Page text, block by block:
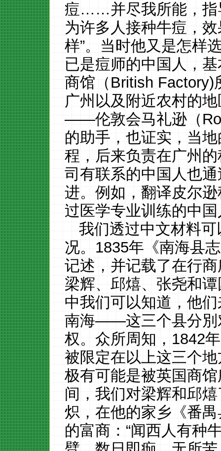
痘……并尽我所能，指
为许多人接种牛痘，
样”。当时他又是怎样
已是痘师的中国人，
商馆（British Factory)
广州以及附近农村的
——伦敦会马礼逊（
的助手，也证实，当
程，后来负责在广州
司有联系的中国人也
进。例如，翻译皮尔
过医学专业训练的中
我们透过中文材料
况。1835年《南海县
记述，并记载了在行
梁辉、邱熺、张尧和
中我们可以知道，他
南海——这三个县分別
权。众所周知，1842
被限定在以上这三个
极有可能是被英国商
间，我们对梁辉和邱
炽，在他的家乡《番
的富商：“闻西人有种